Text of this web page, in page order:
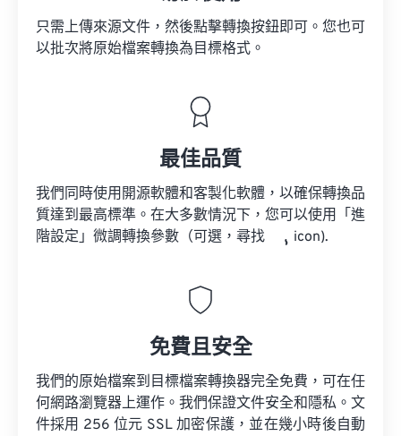
只需上傳來源文件，然後點擊轉換按鈕即可。您也可
以批次將原始檔案轉換為目標格式。
最佳品質
我們同時使用開源軟體和客製化軟體，以確保轉換品
質達到最高標準。在大多數情況下，您可以使用「進
階設定」微調轉換參數（可選，尋找
icon).
免費且安全
我們的原始檔案到目標檔案轉換器完全免費，可在任
何網路瀏覽器上運作。我們保證文件安全和隱私。文
件採用 256 位元 SSL 加密保護，並在幾小時後自動